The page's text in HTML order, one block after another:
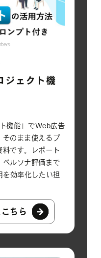
ジェクト機
機能」でWeb広告
そのまま使えるプ
料です。レポート
ペルソナ評価まで
を効率化したい担
ちら